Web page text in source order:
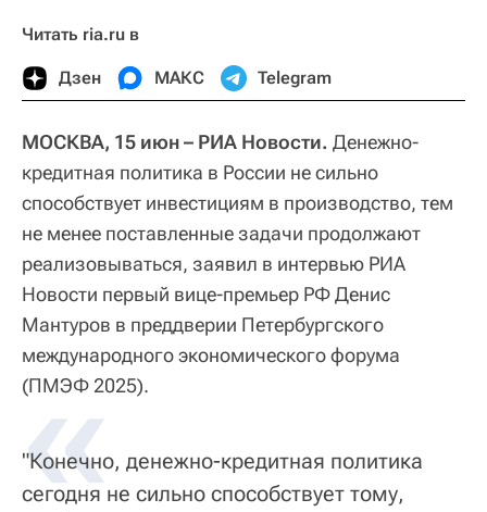
Читать ria.ru в
Дзен МАКС Telegram
МОСКВА, 15 июн – РИА Новости. Денежно-
кредитная политика в России не сильно
способствует инвестициям в производство, тем
не менее поставленные задачи продолжают
реализовываться, заявил в интервью РИА
Новости первый вице-премьер РФ Денис
Мантуров в преддверии Петербургского
международного экономического форума
(ПМЭФ 2025).
«
"Конечно, денежно-кредитная политика
сегодня не сильно способствует тому,